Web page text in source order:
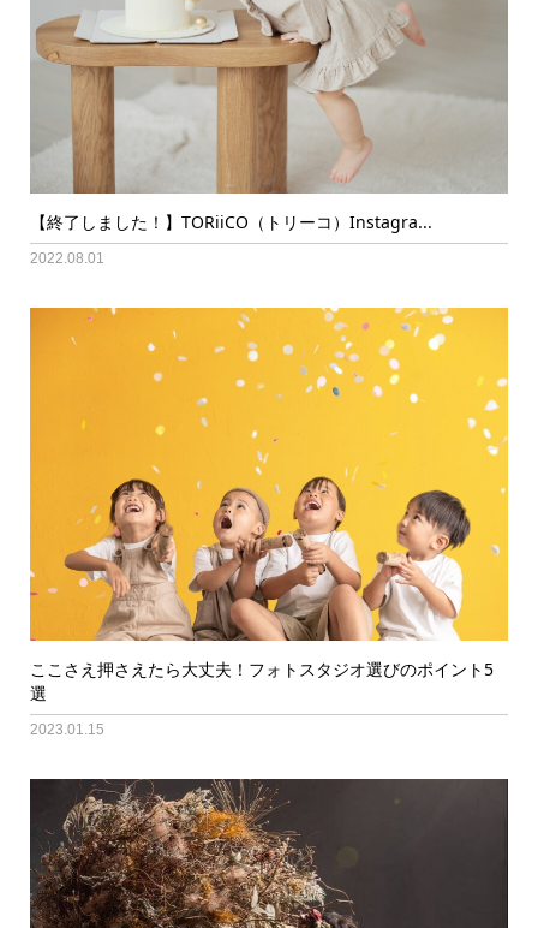
【終了しました！】TORiiCO（トリーコ）Instagra...
2022.08.01
ここさえ押さえたら大丈夫！フォトスタジオ選びのポイント5
選
2023.01.15